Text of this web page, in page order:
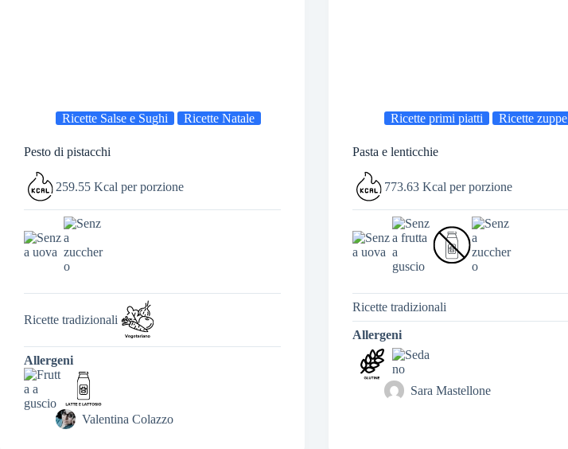
Ricette Salse e Sughi Ricette Natale
Pesto di pistacchi
259.55 Kcal per porzione
Ricette tradizionali
Allergeni
Valentina Colazzo
Ricette primi piatti Ricette zuppe
Pasta e lenticchie
773.63 Kcal per porzione
Ricette tradizionali
Allergeni
Sara Mastellone